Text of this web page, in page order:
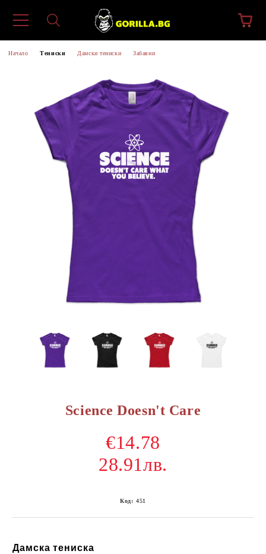
Начало Тениски Дамски тениски Забавни
Science Doesn't Care
€14.78
28.91лв.
Код: 451
Дамска тениска